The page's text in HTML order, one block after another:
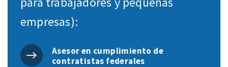
empresas):
Asesor en cumplimiento de
contratistas federales